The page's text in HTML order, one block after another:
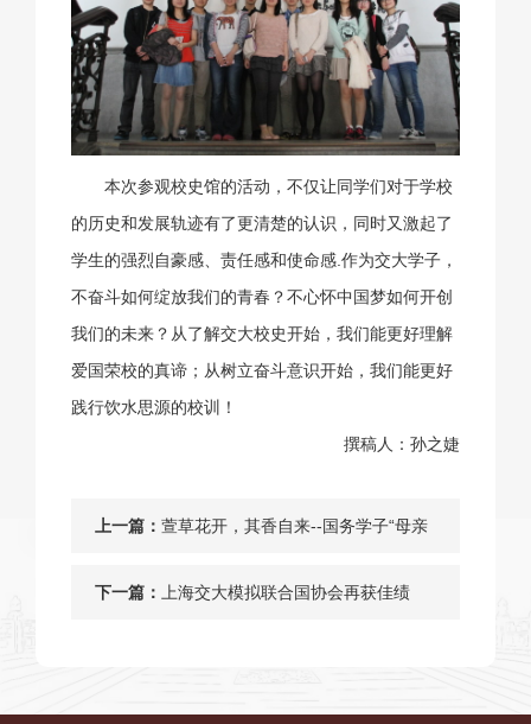
本次参观校史馆的活动，不仅让同学们对于学校
的历史和发展轨迹有了更清楚的认识，同时又激起了
学生的强烈自豪感、责任感和使命感.作为交大学子，
不奋斗如何绽放我们的青春？不心怀中国梦如何开创
我们的未来？从了解交大校史开始，我们能更好理解
爱国荣校的真谛；从树立奋斗意识开始，我们能更好
践行饮水思源的校训！
撰稿人：孙之婕
上一篇： 萱草花开，其香自来--国务学子“母亲
节”对宿管阿姨“说点心里话”[图]
下一篇： 上海交大模拟联合国协会再获佳绩